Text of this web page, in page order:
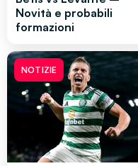
Novità e probabili
formazioni
NOTIZIE